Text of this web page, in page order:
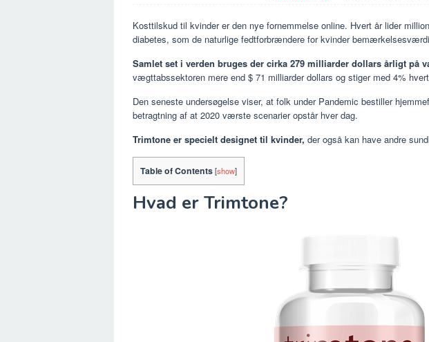
Kosttilskud til kvinder er den nye fornemmelse online. Hvert år lider
diabetes, som de naturlige fedtforbrændere for kvinder
Samlet set i verden bruges der cirka 279 milliarder dollars årligt på
vægttabssektoren mere end $ 71 milliarder dollars og stiger med 4%
Den seneste undersøgelse viser, at folk under Pandemic bestiller
betragtning af at 2020 værste scenarier opstår hver dag.
Trimtone er specielt designet til kvinder, der også kan have andre
Table of Contents[show]
Hvad er Trimtone?